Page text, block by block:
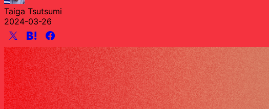
Taiga Tsutsumi
2024-03-26